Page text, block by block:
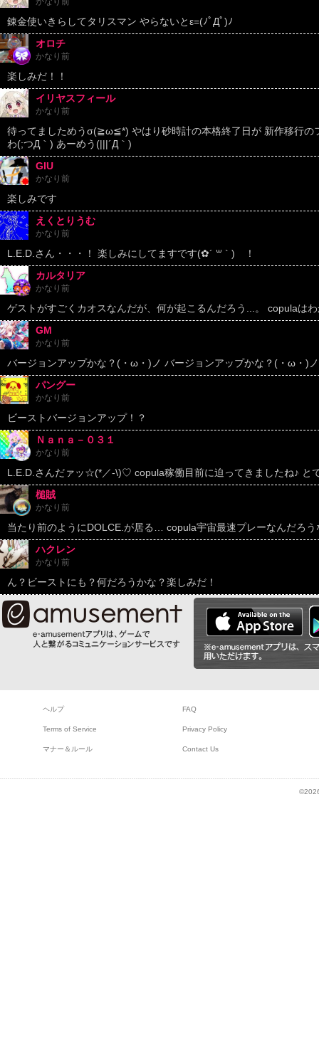
錬金使いきらしてタリスマン やらないとε=(ﾉﾟДﾟ)ﾉ
オロチ
かなり前
楽しみだ！！
イリヤスフィール
かなり前
待ってましためうσ(≧ω≦*) やはり砂時計の本格終了日が 新作移行の
わ(;つД｀) あーめう(|||´Д｀)
GIU
かなり前
楽しみです
えくとりうむ
かなり前
L.E.D.さん・・・！ 楽しみにしてますです(✿´ ꒳ ` )ゞ！
カルタリア
かなり前
ゲストがすごくカオスなんだが、何が起こるんだろう...。 copulaは
GM
かなり前
バージョンアップかな？(・ω・)ノ バージョンアップかな？(・ω・)ノ
パングー
かなり前
ビーストバージョンアップ！？
Ｎａｎａ－０３１
かなり前
L.E.D.さんだァッ☆(*／-\)♡ copula稼働目前に迫ってきましたね♪ と
槌賊
かなり前
当たり前のようにDOLCE.が居る… copula宇宙最速プレーなんだろう
ハクレン
かなり前
ん？ビーストにも？何だろうかな？楽しみだ！
ヘルプ FAQ
Terms of Service Privacy Policy
マナー＆ルール Contact Us